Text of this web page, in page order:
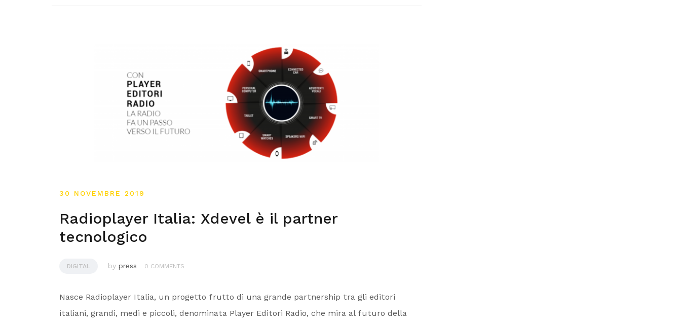
30 NOVEMBRE 2019
Radioplayer Italia: Xdevel è il partner
tecnologico
DIGITAL by press 0 COMMENTS
Nasce Radioplayer Italia, un progetto frutto di una grande partnership tra gli editori
italiani, grandi, medi e piccoli, denominata Player Editori Radio, che mira al futuro della